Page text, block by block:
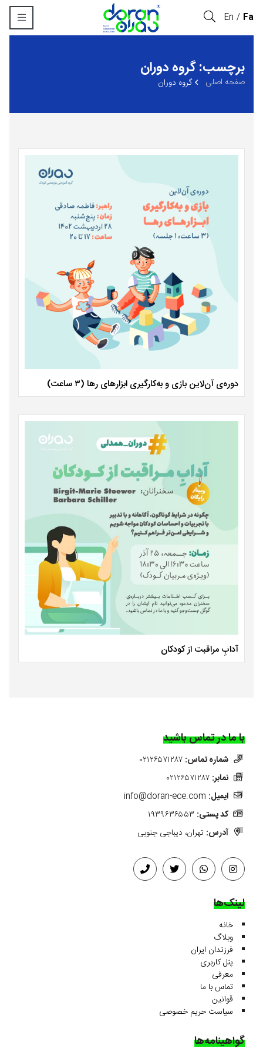
Fa
En
برچسب: گروه دوران
صفحه اصلی گروه دوران
دوره‌ی آن‌لاین بازی و به‌کارگیری ابزارهای رها (۳ ساعت)
آدابِ مراقبت از کودکان
با ما در تماس باشید
شماره تماس: ۰۲۱۲۶۵۷۱۲۸۷
نمابر: ۰۲۱۲۶۵۷۱۲۸۷
ایمیل: info@doran-ece.com
کد پستی: ۱۹۳۹۶۳۶۵۵۳
آدرس: تهران، دیباجی جنوبی
لینک‌ها
خانه
وبلاگ
فرزندان ایران
پنل کاربری
معرفی
تماس با ما
قوانین
سیاست حریم خصوصی
گواهینامه‌ها